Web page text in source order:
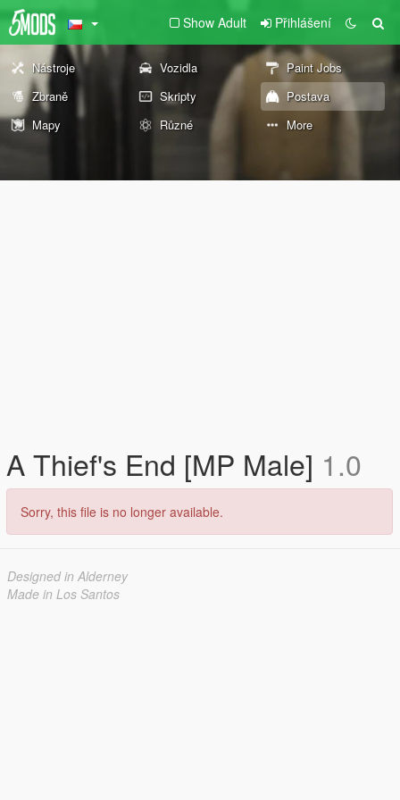
Show Adult Přihlášení
Nástroje Vozidla
Paint Jobs
Zbraně
Skripty
Postava
Mapy
Různé More
A Thief's End [MP Male] 1.0
Sorry, this file is no longer available.
Designed in Alderney
Made in Los Santos